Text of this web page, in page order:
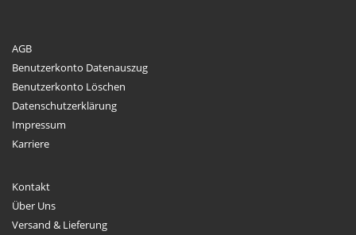
AGB
Benutzerkonto Datenauszug
Benutzerkonto Löschen
Datenschutzerklärung
Impressum
Karriere
Kontakt
Über Uns
Versand & Lieferung